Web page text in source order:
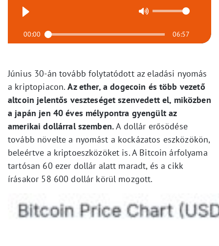
00:00 06:57
Június 30-án tovább folytatódott az eladási nyomás
a kriptopiacon.Az ether, a dogecoin és több vezető
altcoin jelentős veszteséget szenvedett el, miközben
a japán jen 40 éves mélypontra gyengült az
amerikai dollárral szemben.A dollár erősödése
tovább növelte a nyomást a kockázatos eszközökön,
beleértve a kriptoeszközöket is. A Bitcoin árfolyama
tartósan 60 ezer dollár alatt maradt, és a cikk
írásakor 58 600 dollár körül mozgott.